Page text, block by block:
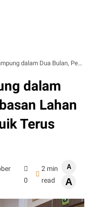
Pembebasan Lahan Flyover Sitinjau Lauik Terus Dikebut
dalam
Lahan
Terus
0
2 min
read
A
A